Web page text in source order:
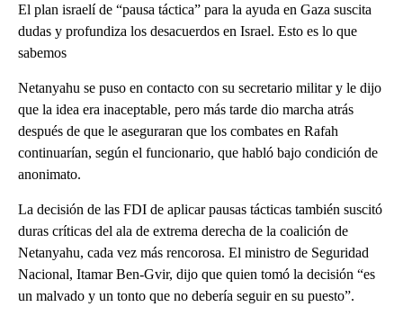
El plan israelí de “pausa táctica” para la ayuda en Gaza suscita
dudas y profundiza los desacuerdos en Israel. Esto es lo que
sabemos
Netanyahu se puso en contacto con su secretario militar y le dijo
que la idea era inaceptable, pero más tarde dio marcha atrás
después de que le aseguraran que los combates en Rafah
continuarían, según el funcionario, que habló bajo condición de
anonimato.
La decisión de las FDI de aplicar pausas tácticas también suscitó
duras críticas del ala de extrema derecha de la coalición de
Netanyahu, cada vez más rencorosa. El ministro de Seguridad
Nacional, Itamar Ben-Gvir, dijo que quien tomó la decisión “es
un malvado y un tonto que no debería seguir en su puesto”.